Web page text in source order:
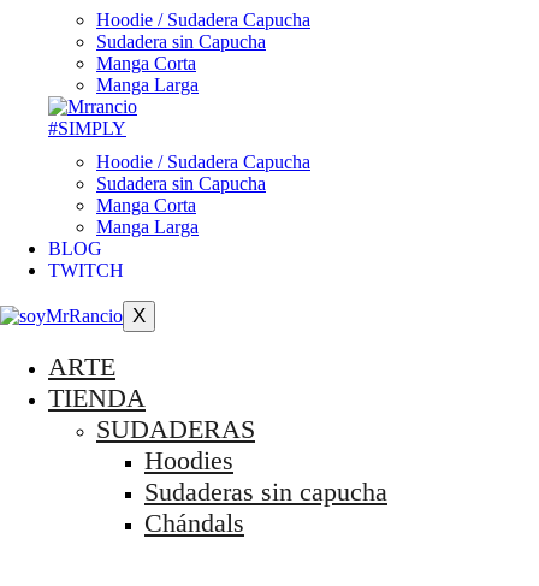
Hoodie / Sudadera Capucha
Sudadera sin Capucha
Manga Corta
Manga Larga
#SIMPLY
Hoodie / Sudadera Capucha
Sudadera sin Capucha
Manga Corta
Manga Larga
BLOG
TWITCH
X
ARTE
TIENDA
SUDADERAS
Hoodies
Sudaderas sin capucha
Chándals